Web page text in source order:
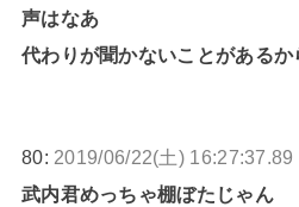
声はなあ
代わりが聞かないことがあるか
80: 2019/06/22(土) 16:27:37.89
武内君めっちゃ棚ぼたじゃん